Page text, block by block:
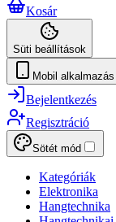
Kosár
Süti beállítások
Mobil
Bejelentkezés
Regisztráció
Sötét mód
Kategóriák
Elektronika
Hangtechnika